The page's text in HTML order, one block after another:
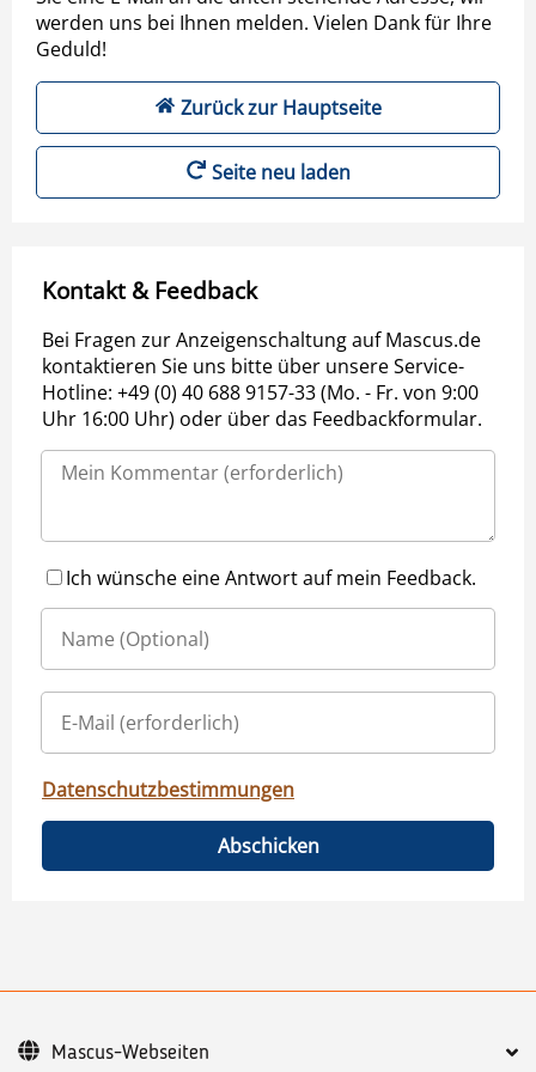
werden uns bei Ihnen melden. Vielen Dank für Ihre
Geduld!
Zurück zur Hauptseite
Seite neu laden
Kontakt & Feedback
Bei Fragen zur Anzeigenschaltung auf Mascus.de
kontaktieren Sie uns bitte über unsere Service-
Hotline: +49 (0) 40 688 9157-33 (Mo. - Fr. von 9:00
Uhr 16:00 Uhr) oder über das Feedbackformular.
Ich wünsche eine Antwort auf mein Feedback.
Datenschutzbestimmungen
Abschicken
Mascus-Webseiten